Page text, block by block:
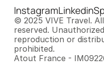
InstagramLinkedin
© 2025 VIVE Travel.
reserved. Unauthorized
reproduction or
prohibited.
Atout France -